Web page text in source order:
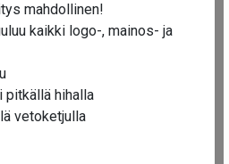
mahdollinen!
kaikki logo-, mainos- ja
pitkällä hihalla
vetoketjulla